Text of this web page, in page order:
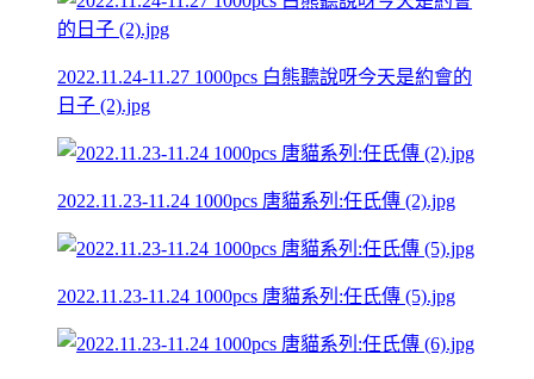
2022.11.24-11.27 1000pcs 白熊聽說呀今天是約會的
日子 (2).jpg
2022.11.23-11.24 1000pcs 唐貓系列:任氏傳 (2).jpg
2022.11.23-11.24 1000pcs 唐貓系列:任氏傳 (5).jpg